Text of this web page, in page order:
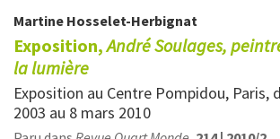
Martine Hosselet-Herbignat
Exposition,André Soulages,
la lumière
Exposition au Centre Pompidou, Paris,
2003 au 8 mars 2010